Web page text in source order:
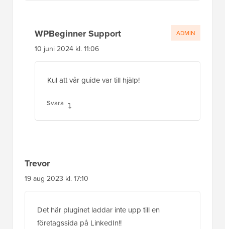
WPBeginner Support
10 juni 2024 kl. 11:06
Kul att vår guide var till hjälp!
Svara
ADMIN
Trevor
19 aug 2023 kl. 17:10
Det här pluginet laddar inte upp till en
företagssida på LinkedIn!!